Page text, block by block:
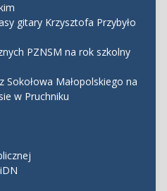
gitary Krzysztofa Przybyło
PZNSM na rok szkolny
Sokołowa Małopolskiego na
w Pruchniku